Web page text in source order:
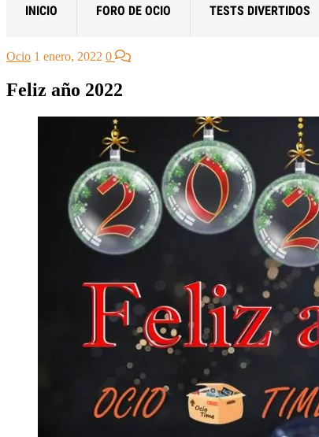
INICIO FORO DE OCIO TESTS DIVERTIDOS
Ocio 1 enero, 2022 0
Feliz año 2022